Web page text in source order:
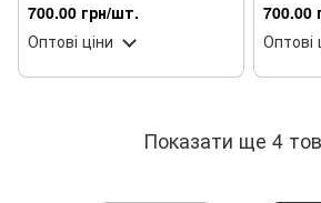
700.00 грн/шт.
Оптові ціни
700.00
Оптові
Показати ще 4